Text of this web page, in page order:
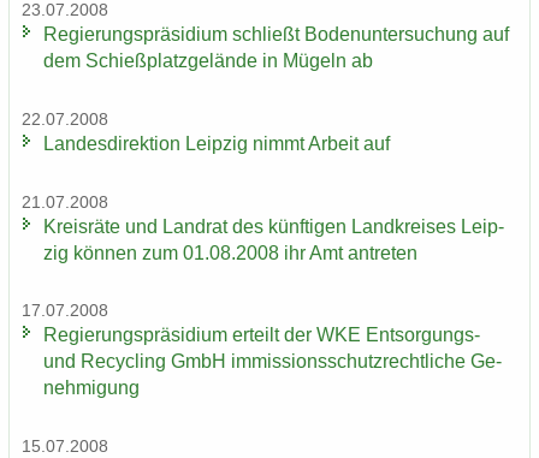
23.07.2008
Re­gie­rungs­prä­si­di­um schließt Bo­den­un­ter­su­chung auf
dem Schieß­platz­ge­län­de in Mü­geln ab
22.07.2008
Lan­des­di­rek­ti­on Leip­zig nimmt Ar­beit auf
21.07.2008
Kreis­rä­te und Land­rat des künf­ti­gen Land­krei­ses Leip­
zig kön­nen zum 01.08.2008 ihr Amt an­tre­ten
17.07.2008
Re­gie­rungs­prä­si­di­um er­teilt der WKE Entsorgungs-​
und Re­cy­cling GmbH im­mis­si­ons­schutz­recht­li­che Ge­
neh­mi­gung
15.07.2008